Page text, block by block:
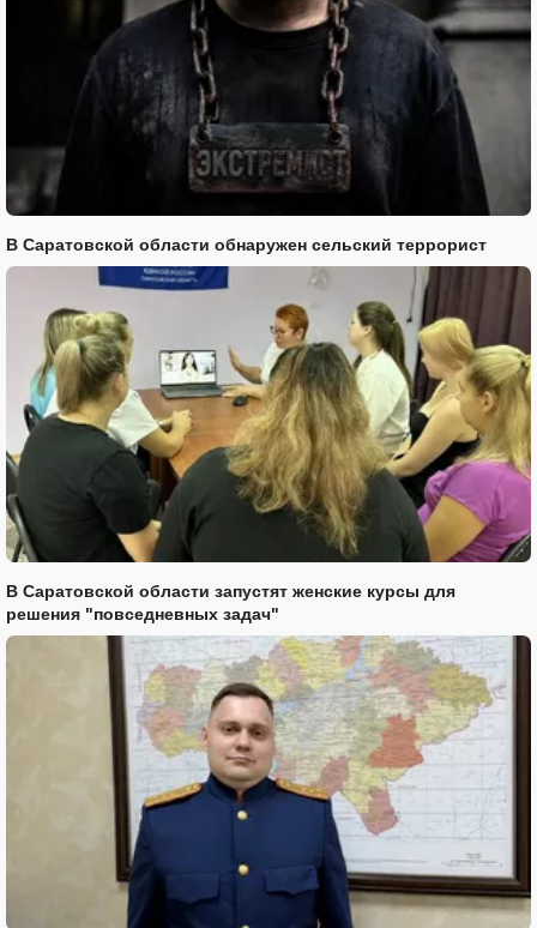
В Саратовской области обнаружен сельский террорист
В Саратовской области запустят женские курсы для
решения "повседневных задач"